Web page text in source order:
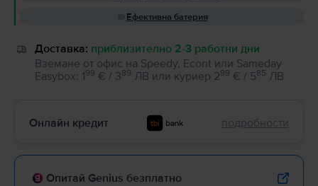
Ефективна батерия
Доставка: приблизително 2-3 работни дни
Вземане от офис на Speedy, Econt или Sameday
Easybox: 199 € / 389 ЛВ или куриер 299 € / 585 ЛВ
Онлайн кредит подробности
Опитай Genius безплатно